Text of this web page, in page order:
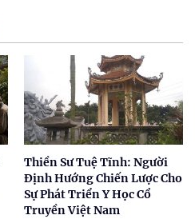
Thiền Sư Tuệ Tĩnh: Người
Định Hướng Chiến Lược Cho
Sự Phát Triển Y Học Cổ
Truyền Việt Nam